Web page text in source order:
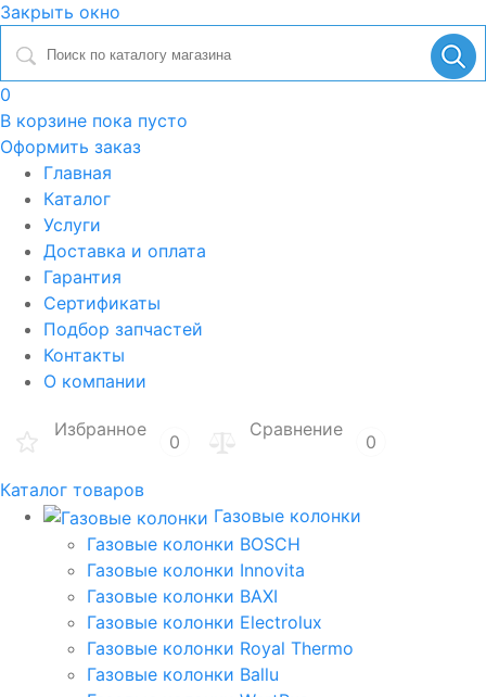
Закрыть окно
0
В корзине пока пусто
Оформить заказ
Главная
Каталог
Услуги
Доставка и оплата
Гарантия
Сертификаты
Подбор запчастей
Контакты
О компании
Избранное
0
Сравнение
0
Каталог товаров
Газовые колонки
Газовые колонки BOSCH
Газовые колонки Innovita
Газовые колонки BAXI
Газовые колонки Electrolux
Газовые колонки Royal Thermo
Газовые колонки Ballu